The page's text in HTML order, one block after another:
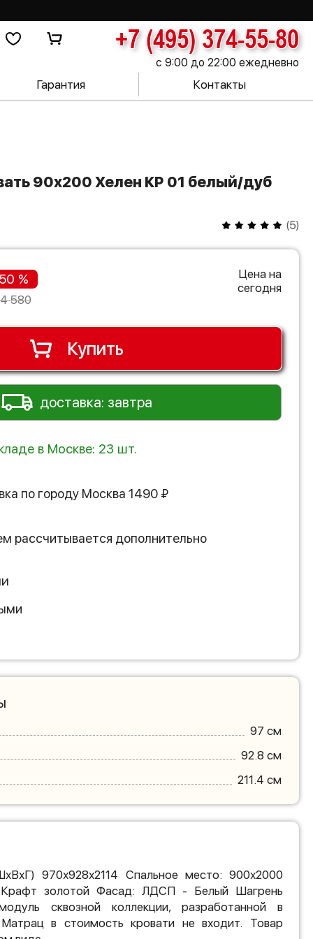
+7 (495) 374-55-80
с 9:00 до 22:00 ежедневно
Гарантия Контакты
(5)
%
580
Цена на
сегодня
Купить
доставка: завтра
в Москве: 23 шт.
по городу Москва 1490 ₽
рассчитывается дополнительно
97 см
92.8 см
211.4 см
970х928х2114 Спальное место: 900х2000
золотой Фасад: ЛДСП - Белый Шагрень
сквозной коллекции, разработанной в
Матрац в стоимость кровати не входит. Товар